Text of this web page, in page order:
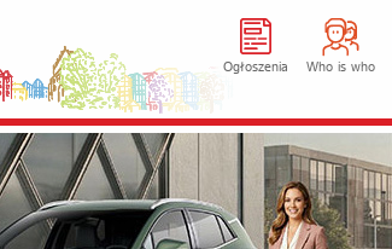
Ogłoszenia Who is who